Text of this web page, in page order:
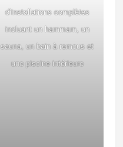
d’installations complètes
incluant un hammam, un
sauna, un bain à remous et
une piscine intérieure